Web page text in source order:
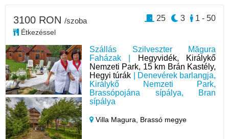
Szállás Szilveszter Măgura
Faházak |
Hegyvidék, Királykő
Nemzeti Park, 15 km Brán Kastély,
Hegyi túrák | Denevérek barlangja,
Királykő Nemzeti Park,
Brassópojána sípálya, Bran
sípálya
Villa Magura, Brassó megye
3100 RON /szoba
Étkezéssel
1 - 50
3
25